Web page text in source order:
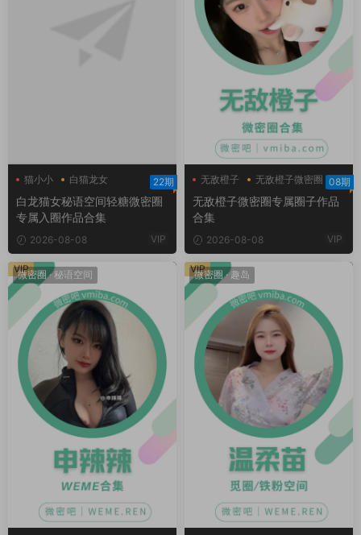
猫小小
白猫龙女
白猫龙女轻糖乐园
22期
白龙猫女秘语空间轻糖微密圈
专属入圈作品合集
2026-08-08 VIP
无敌橙子 无敌橙子微密圈 08期
无敌橙子微密圈专属圈子作品
合集
2026-08-08 VIP
微密圈·秘语空间
VIP 微密圈·趣岛
VIP